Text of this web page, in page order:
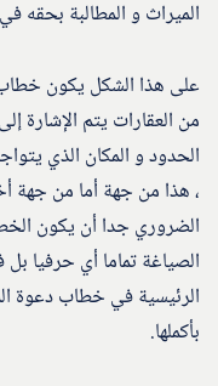
الميراث و المطالبة بحقه
على هذا الشكل يكون خطاب
من العقارات يتم الإشارة
الحدود و المكان الذي
، هذا من جهة أما من جهة
الضروري جدا أن يكون
الصياغة تماما أي حرفيا
الرئيسية في خطاب دعوة
بأكملها.